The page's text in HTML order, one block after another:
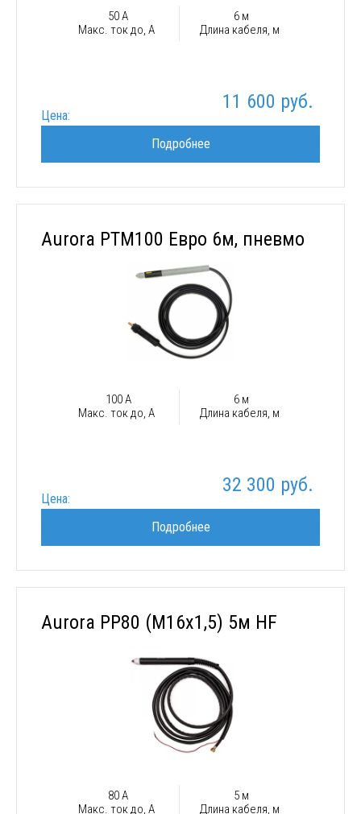
50 А
Макс. ток до, А
6 м
Длина кабеля, м
Цена:
11 600 руб.
Подробнее
Aurora PTM100 Евро 6м, пневмо
100 А
Макс. ток до, А
6 м
Длина кабеля, м
Цена:
32 300 руб.
Подробнее
Aurora PP80 (М16х1,5) 5м HF
80 А
Макс. ток до, А
5 м
Длина кабеля, м